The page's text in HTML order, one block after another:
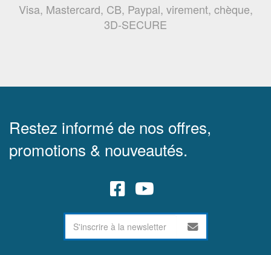
Visa, Mastercard, CB, Paypal, virement, chèque,
3D-SECURE
Restez informé de nos offres,
promotions & nouveautés.